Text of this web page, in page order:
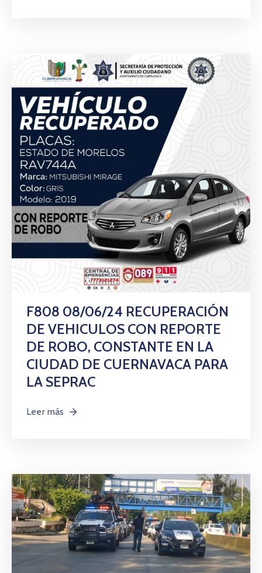
F808 08/06/24 RECUPERACIÓN
DE VEHICULOS CON REPORTE
DE ROBO, CONSTANTE EN LA
CIUDAD DE CUERNAVACA PARA
LA SEPRAC
Leer más